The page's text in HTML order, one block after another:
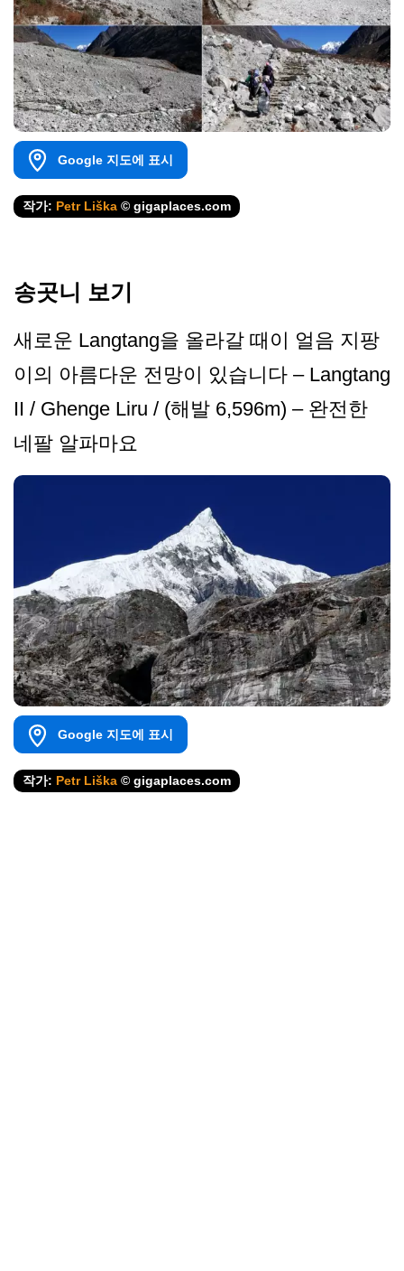
Google 지도에 표시
작가: Petr Liška © gigaplaces.com
송곳니 보기
새로운 Langtang을 올라갈 때이 얼음 지팡
이의 아름다운 전망이 있습니다 – Langtang
II / Ghenge Liru / (해발 6,596m) – 완전한
네팔 알파마요
Google 지도에 표시
작가: Petr Liška © gigaplaces.com